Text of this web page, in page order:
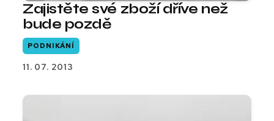
Zajistěte své zboží dříve než
bude pozdě
PODNIKÁNÍ
11. 07. 2013